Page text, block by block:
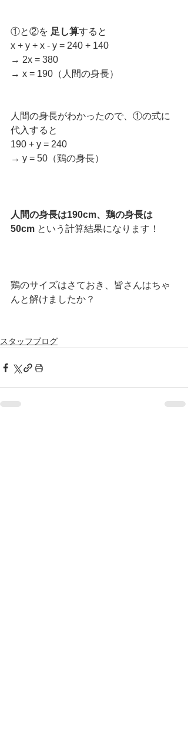
①と②を 足し算すると
x + y + x - y = 240 + 140
→ 2x = 380
→ x = 190（人間の身長）
人間の身長がわかったので、①の式に
代入すると
190 + y = 240
→ y = 50（鶏の身長）
人間の身長は190cm、鶏の身長は
50cm という計算結果になります！
鶏のサイズはさておき、皆さんはちゃ
んと解けましたか？
スタッフブログ